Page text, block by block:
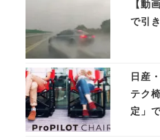
【動
で引
日産
テク
定」